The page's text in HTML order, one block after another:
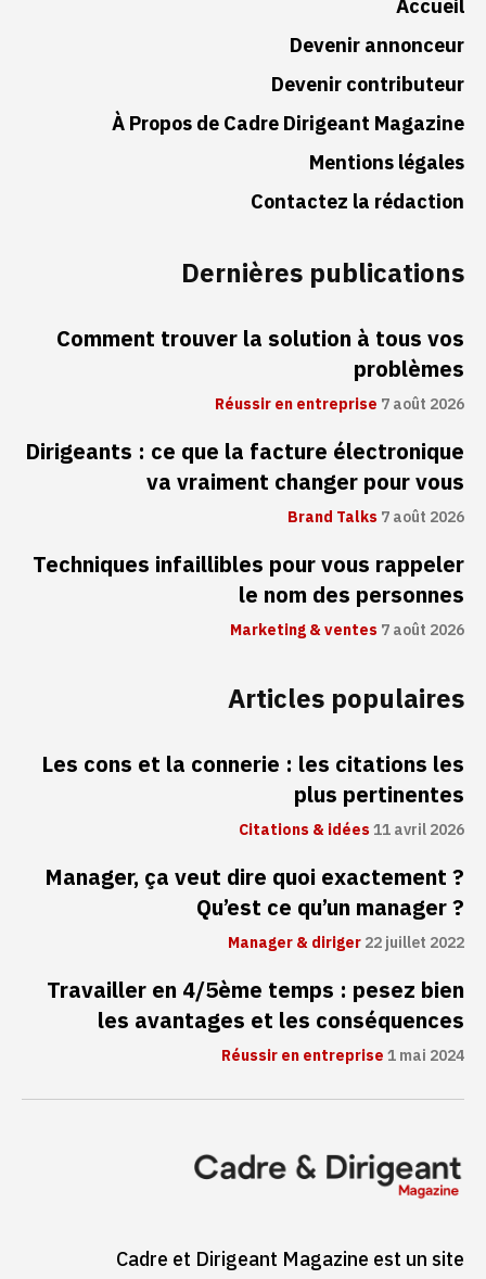
Accueil
Devenir annonceur
Devenir contributeur
À Propos de Cadre Dirigeant Magazine
Mentions légales
Contactez la rédaction
Dernières publications
Comment trouver la solution à tous vos
problèmes
Réussir en entreprise 7 août 2026
Dirigeants : ce que la facture électronique
va vraiment changer pour vous
Brand Talks7 août 2026
Techniques infaillibles pour vous rappeler
le nom des personnes
Marketing & ventes7 août 2026
Articles populaires
Les cons et la connerie : les citations les
plus pertinentes
Citations & idées11 avril 2026
Manager, ça veut dire quoi exactement ?
Qu’est ce qu’un manager ?
Manager & diriger22 juillet 2022
Travailler en 4/5ème temps : pesez bien
les avantages et les conséquences
Réussir en entreprise1 mai 2024
Cadre et Dirigeant Magazine est un site